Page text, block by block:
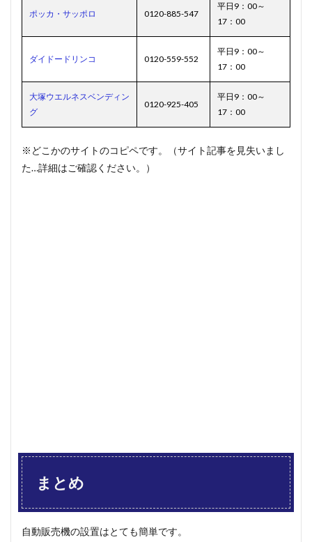
ポッカ・サッポロ 0120-885-547
平日9：00～
17：00
ダイドードリンコ 0120-559-552
平日9：00～
17：00
大塚ウエルネスベンディン
グ
0120-925-405
平日9：00～
17：00
※どこかのサイトのコピペです。（サイト記事を見失いまし
た…詳細はご確認ください。）
まとめ
自動販売機の設置はとても簡単です。